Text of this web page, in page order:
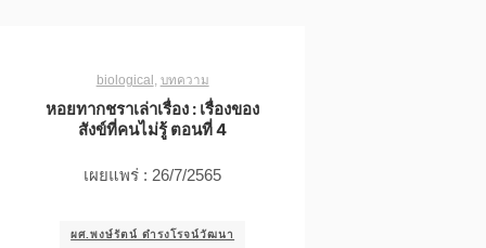
biological บทความ
หอยทากชราเล่าเรื่อง : เรื่องของ
สังข์ที่คนไม่รู้ ตอนที่ 4
เผยแพร่ : 26/7/2565
ผศ.พงษ์รัตน์ ดำรงโรจน์วัฒนา